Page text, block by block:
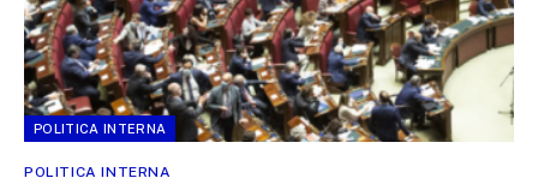
POLITICA INTERNA
POLITICA INTERNA